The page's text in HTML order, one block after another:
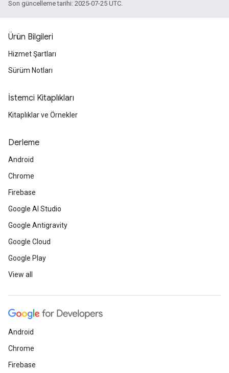
Son güncelleme tarihi: 2025-07-25 UTC.
Ürün Bilgileri
Hizmet Şartları
Sürüm Notları
İstemci Kitaplıkları
Kitaplıklar ve Örnekler
Derleme
Android
Chrome
Firebase
Google AI Studio
Google Antigravity
Google Cloud
Google Play
View all
Android
Chrome
Firebase